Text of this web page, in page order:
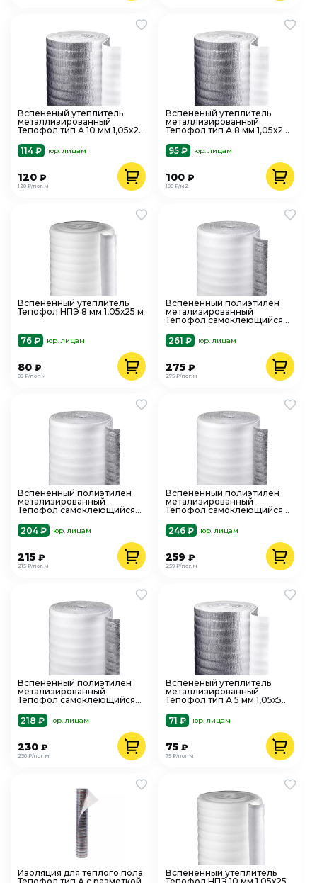
Вспененый утеплитель
металлизированный
Тепофол тип А 10 мм 1,05х25
114 ₽
юр. лицам
120 ₽/пог.м
120 ₽
Вспененый утеплитель
металлизированный
Тепофол тип А 8 мм 1,05х25
95 ₽
юр. лицам
100 ₽/м2
100₽
Вспененный утеплитель
Тепофол НПЭ 8 мм 1,05х25 м
76 ₽ юр. лицам
80 ₽/пог.м
80 ₽
Вспененный полиэтилен
метализированный
Тепофол самоклеющийся
261 ₽
юр. лицам
275 ₽/пог.м
275₽
Вспененный полиэтилен
метализированный
Тепофол самоклеющийся
204 ₽
юр. лицам
215 ₽/пог.м
215 ₽
Вспененный полиэтилен
метализированный
Тепофол самоклеющийся
246 ₽
юр. лицам
259 ₽/пог.м
259₽
Вспененный полиэтилен
метализированный
Тепофол самоклеющийся
218 ₽
юр. лицам
230 ₽/пог.м
230 ₽
Вспененый утеплитель
металлизированный
Тепофол тип А 5 мм 1,05х50
71 ₽
юр. лицам
75 ₽/пог.м
75₽
Изоляция для теплого пола
Вспененный утеплитель